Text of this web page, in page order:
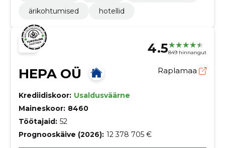
ärikohtumised
hotellid
4.5849 hinnangut
HEPA OÜ Raplamaa
Krediidiskoor: Usaldusväärne
Maineskoor: 8460
Töötajaid: 52
Prognooskäive (2026): 12 378 705 €